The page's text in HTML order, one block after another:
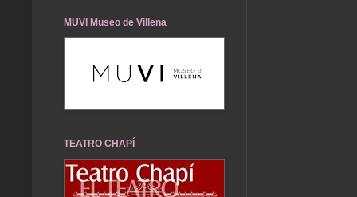
MUVI Museo de Villena
TEATRO CHAPÍ